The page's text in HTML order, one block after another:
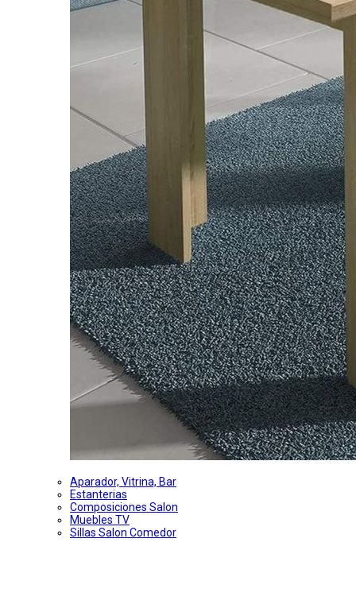
Aparador, Vitrina, Bar
Estanterias
Composiciones Salon
Muebles TV
Sillas Salon Comedor